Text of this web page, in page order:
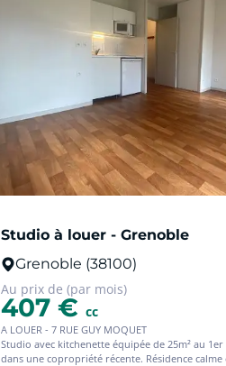
Studio à louer - Grenoble
Grenoble (38100)
Au prix de (par mois)
407 €cc
A LOUER - 7 RUE GUY MOQUET
Studio avec kitchenette équipée de 25m² au 1er
dans une copropriété récente. Résidence